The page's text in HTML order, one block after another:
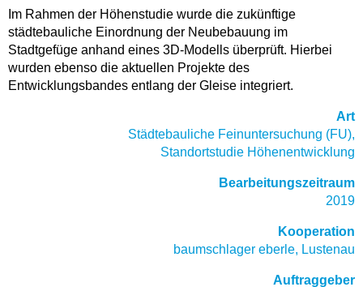
Im Rahmen der Höhenstudie wurde die zukünftige
städtebauliche Einordnung der Neubebauung im
Stadtgefüge anhand eines 3D-Modells überprüft. Hierbei
wurden ebenso die aktuellen Projekte des
Entwicklungsbandes entlang der Gleise integriert.
Art
Städtebauliche Feinuntersuchung (FU),
Standortstudie Höhenentwicklung
Bearbeitungszeitraum
2019
Kooperation
baumschlager eberle, Lustenau
Auftraggeber